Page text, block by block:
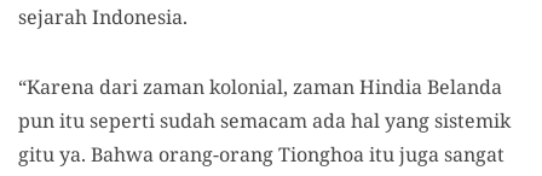
sejarah Indonesia.
“Karena dari zaman kolonial, zaman Hindia Belanda
pun itu seperti sudah semacam ada hal yang sistemik
gitu ya. Bahwa orang-orang Tionghoa itu juga sangat